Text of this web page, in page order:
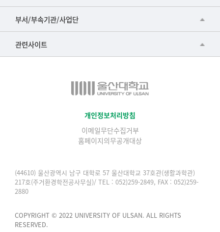
▷국어국문학부
▷일본어·일본학과
▷프랑스어·프랑스학과
▷사회과학부
ㆍ경제학전공
ㆍ행정학전공
부서/부속기관/사업단
공동기기센터
공학교육혁신센터
물리BK 미래혁신응집물질물리인재교육연구단
미래기술혁신융합형인재양성센터
보육교사교육원
관련사이트
건강가정지원센터
교수협의회
온라인 기술거래 플랫폼
울산대학교 총동문회
울산대학교병원
UCLASS
개인정보처리방침
이메일무단수집거부
홈페이지의무공개대상
(44610) 울산광역시 남구 대학로 57 울산대학교 37호관(생활과학관)
217호(주거환경학전공사무실)/ TEL : 052)259-2849, FAX : 052)259-
2880
COPYRIGHT © 2022 UNIVERSITY OF ULSAN. ALL RIGHTS
RESERVED.